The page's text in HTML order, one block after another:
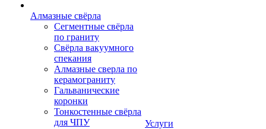
Алмазные свёрла
Сегментные свёрла
по граниту
Свёрла вакуумного
спекания
Алмазные сверла по
керамограниту
Гальванические
коронки
Тонкостенные свёрла
для ЧПУ
Услуги